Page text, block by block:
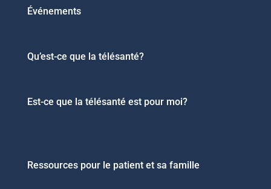
Événements
Qu’est-ce que la télésanté?
Est-ce que la télésanté est pour moi?
Ressources pour le patient et sa famille